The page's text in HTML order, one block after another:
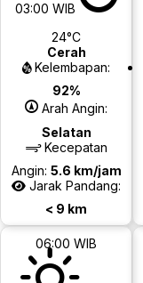
03:00 WIB
24°C
Cerah
Kelembapan:
92%
Arah Angin:
Selatan
Kecepatan
Angin: 5.6 km/jam
Jarak Pandang:
< 9 km
06:00 WIB